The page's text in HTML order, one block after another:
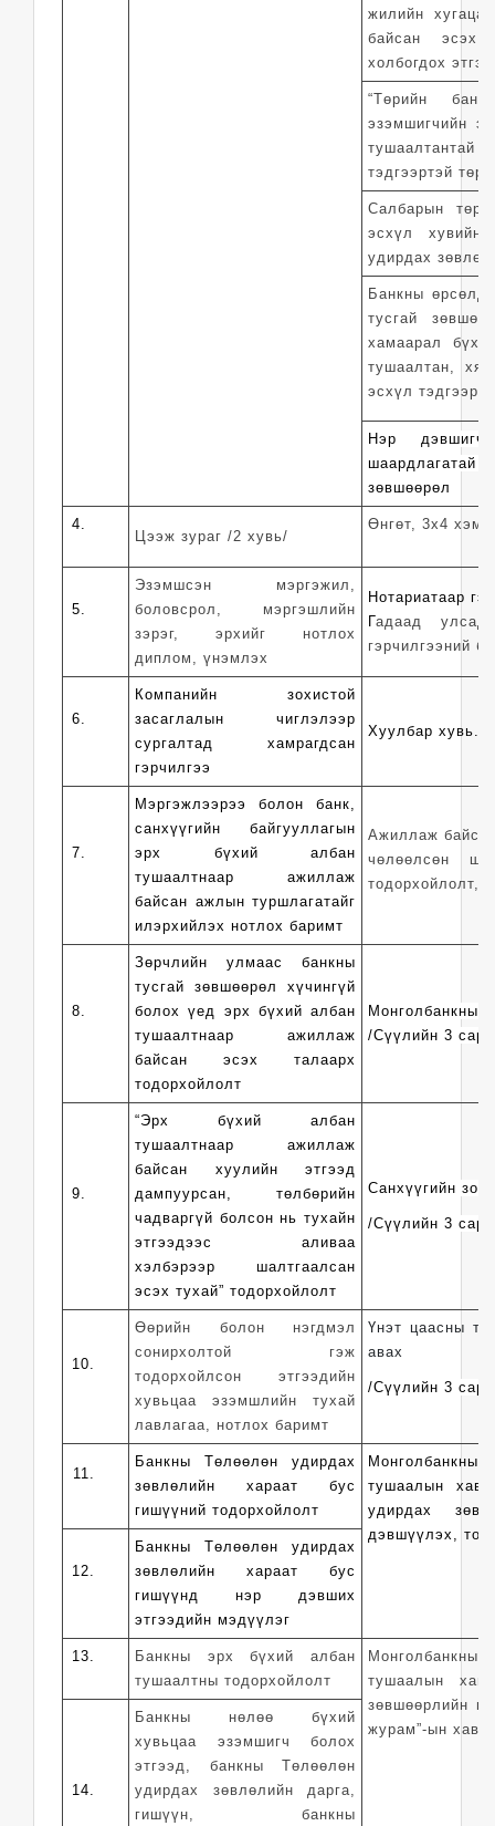
жилийн
байсан эсэх,
холбогдох
“Төрийн
эзэмшигчийн
тушаалтантай
тэдгээртэй
Салбарын
эсхүл хувийн
удирдах
Банкны
тусгай
хамаарал
тушаалтан,
эсхүл
Нэр
шаардлагатай
зөвшөөрөл
4.
Цээж зураг /2 хувь/
Өнгөт, 3х4
5.
Эзэмшсэн мэргэжил,
боловсрол, мэргэшлийн
зэрэг, эрхийг нотлох
диплом, үнэмлэх
Нотариатаар
Гадаад
гэрчилгээний
6.
Компанийн зохистой
засаглалын чиглэлээр
сургалтад хамрагдсан
гэрчилгээ
Хуулбар хувь.
7.
Мэргэжлээрээ болон банк,
санхүүгийн байгууллагын
эрх бүхий албан
тушаалтнаар ажиллаж
байсан ажлын туршлагатайг
илэрхийлэх нотлох баримт
Ажиллаж
чөлөөлсөн
тодорхойлолт,
8.
Зөрчлийн улмаас банкны
тусгай зөвшөөрөл хүчингүй
болох үед эрх бүхий албан
тушаалтнаар ажиллаж
байсан эсэх талаарх
тодорхойлолт
Монголбанкны
/Сүүлийн 3
9.
“Эрх бүхий албан
тушаалтнаар
ажиллаж
байсан хуулийн этгээд
дампуурсан, төлбөрийн
чадваргүй болсон нь тухайн
этгээдээс аливаа
хэлбэрээр шалтгаалсан
эсэх тухай” тодорхойлолт
Санхүүгийн
/Сүүлийн 3
10.
Өөрийн болон нэгдмэл
сонирхолтой гэж
тодорхойлсон этгээдийн
хувьцаа эзэмшлийн тухай
лавлагаа, нотлох баримт
Үнэт цаасны
авах
/Сүүлийн 3
11.
Банкны Төлөөлөн удирдах
зөвлөлийн хараат бус
гишүүний тодорхойлолт
Монголбанкны
тушаалын
удирдах
дэвшүүлэх,
12.
Банкны Төлөөлөн удирдах
зөвлөлийн хараат бус
гишүүнд нэр дэвших
этгээдийн мэдүүлэг
13.
Банкны эрх бүхий албан
тушаалтны тодорхойлолт
Монголбанкны
тушаалын
зөвшөөрлийн
журам”-ын
14.
Банкны нөлөө бүхий
хувьцаа эзэмшигч болох
этгээд, банкны Төлөөлөн
удирдах зөвлөлийн дарга,
гишүүн, банкны